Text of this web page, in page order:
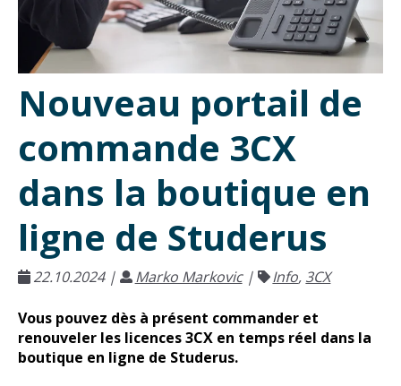
Nouveau portail de
commande 3CX
dans la boutique en
ligne de Studerus
22.10.2024 | Marko Markovic | Info, 3CX
Vous pouvez dès à présent commander et
renouveler les licences 3CX en temps réel dans la
boutique en ligne de Studerus.